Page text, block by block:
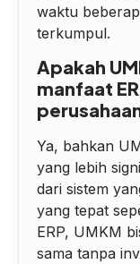
waktu
terkumpul.
Apakah
manfaat
Ya, bahkan
yang lebih
dari sistem
yang tepat
ERP, UMKM
sama tanpa